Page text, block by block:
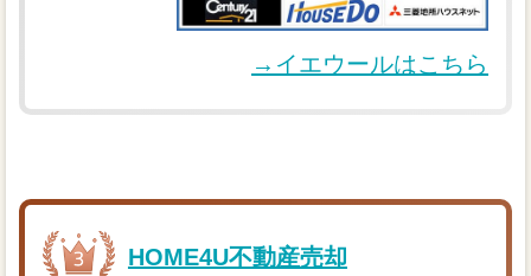
→イエウールはこちら
HOME4U不動産売却